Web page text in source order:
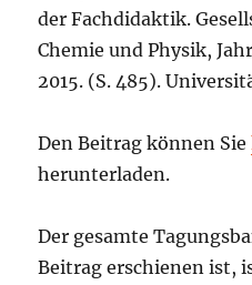
der Fachdidaktik.
Chemie und Physik,
2015. (S. 485).
Den Beitrag können Sie
herunterladen.
Der gesamte
Beitrag erschienen ist,